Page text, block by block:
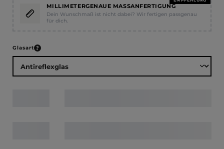
MILLIMETERGENAUE MASSANFERTIGUNG
Dein Wunschmaß ist nicht dabei? Wir fertigen passgenau
für dich.
Glasartauswählen